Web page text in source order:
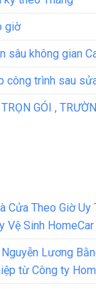
giờ
sâu không gian
công trình sau
GÓI ,
Cửa Theo Giờ Uy
Vệ Sinh HomeCar
Lương
từ Công ty